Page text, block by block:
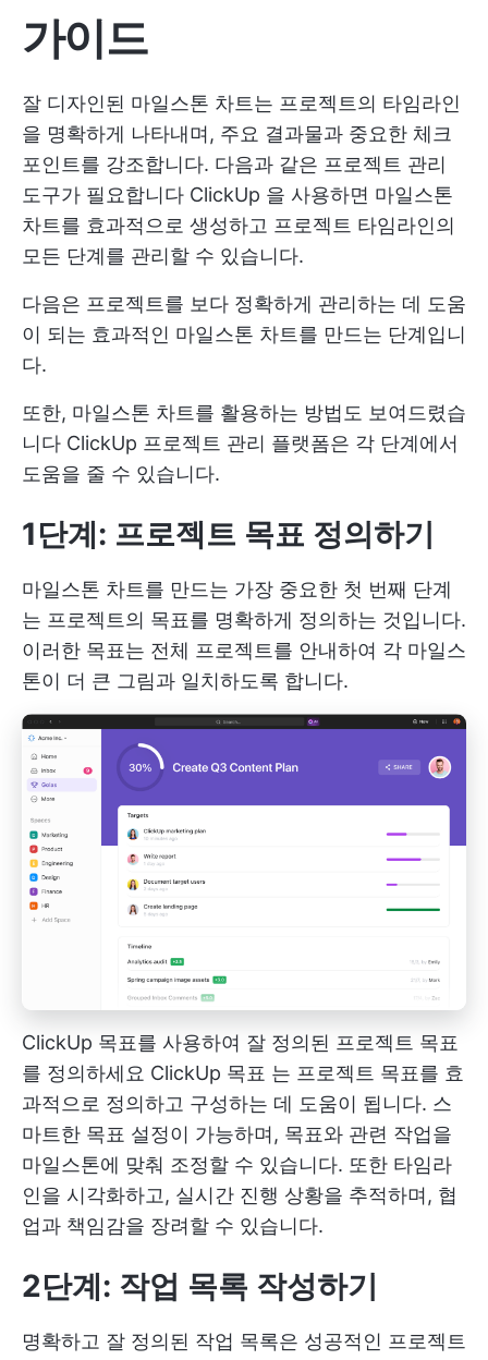
가이드
잘 디자인된 마일스톤 차트는 프로젝트의 타임라인
을 명확하게 나타내며, 주요 결과물과 중요한 체크
포인트를 강조합니다. 다음과 같은 프로젝트 관리
도구가 필요합니다 ClickUp 을 사용하면 마일스톤
차트를 효과적으로 생성하고 프로젝트 타임라인의
모든 단계를 관리할 수 있습니다.
다음은 프로젝트를 보다 정확하게 관리하는 데 도움
이 되는 효과적인 마일스톤 차트를 만드는 단계입니
다.
또한, 마일스톤 차트를 활용하는 방법도 보여드렸습
니다 ClickUp 프로젝트 관리 플랫폼은 각 단계에서
도움을 줄 수 있습니다.
1단계: 프로젝트 목표 정의하기
마일스톤 차트를 만드는 가장 중요한 첫 번째 단계
는 프로젝트의 목표를 명확하게 정의하는 것입니다.
이러한 목표는 전체 프로젝트를 안내하여 각 마일스
톤이 더 큰 그림과 일치하도록 합니다.
ClickUp 목표를 사용하여 잘 정의된 프로젝트 목표
를 정의하세요 ClickUp 목표 는 프로젝트 목표를 효
과적으로 정의하고 구성하는 데 도움이 됩니다. 스
마트한 목표 설정이 가능하며, 목표와 관련 작업을
마일스톤에 맞춰 조정할 수 있습니다. 또한 타임라
인을 시각화하고, 실시간 진행 상황을 추적하며, 협
업과 책임감을 장려할 수 있습니다.
2단계: 작업 목록 작성하기
명확하고 잘 정의된 작업 목록은 성공적인 프로젝트